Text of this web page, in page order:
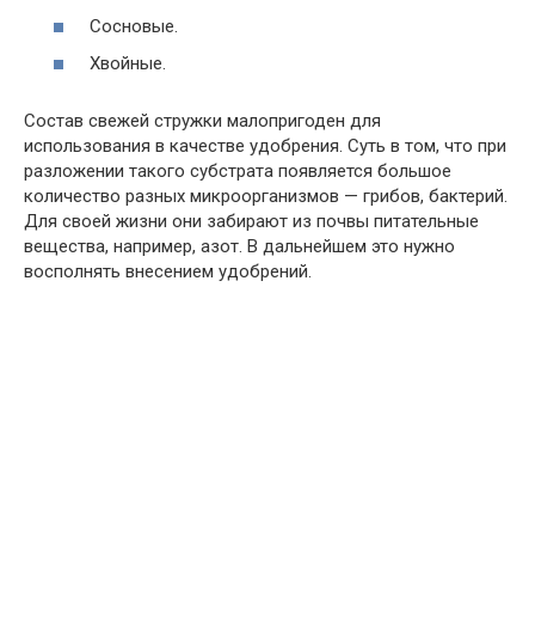
Сосновые.
Хвойные.
Состав свежей стружки малопригоден для
использования в качестве удобрения. Суть в том, что при
разложении такого субстрата появляется большое
количество разных микроорганизмов — грибов, бактерий.
Для своей жизни они забирают из почвы питательные
вещества, например, азот. В дальнейшем это нужно
восполнять внесением удобрений.